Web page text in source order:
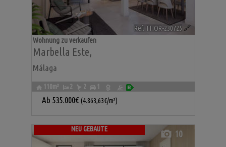
Ref. THOR-230725 🔗
Marbella Este,
Málaga
Wohnung zu verkaufen
110m² 2 2 1
Ab 535.000€ (4.863,63€/m²)
NEU GEBAUTE 10